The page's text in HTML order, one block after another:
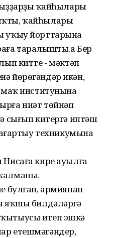
ҡайһылары
ҡайһылары
уҡыу йорттарына
таралышты.а Бер
китте - мәктәп
йөрөгәндәр икән,
институнына
ниәт төйнәп
сығып китергә иптәш
техникумына
кире ауылға
булған, армиянан
яҡшы билдәләргә
итеп эшкә
етешмәгәндер,